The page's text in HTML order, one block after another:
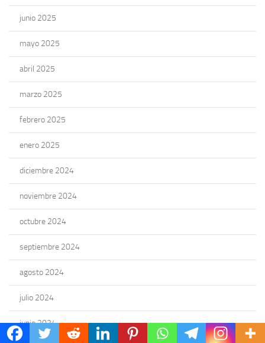
junio 2025
mayo 2025
abril 2025
marzo 2025
febrero 2025
enero 2025
diciembre 2024
noviembre 2024
octubre 2024
septiembre 2024
agosto 2024
julio 2024
junio 2024